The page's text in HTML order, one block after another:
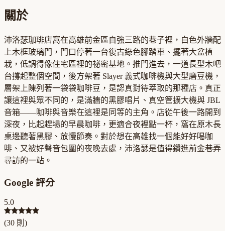
關於
沛洛瑟珈琲店窩在高雄前金區自強三路的巷子裡，白色外牆配
上木框玻璃門，門口停著一台復古綠色腳踏車、擺著大盆植
栽，低調得像住宅區裡的祕密基地。推門進去，一道長型木吧
台撐起整個空間，後方架著 Slayer 義式咖啡機與大型磨豆機，
層架上陳列著一袋袋咖啡豆，是認真對待萃取的那種店。真正
讓這裡與眾不同的，是滿牆的黑膠唱片、真空管擴大機與 JBL
音箱——咖啡與音樂在這裡是同等的主角。店從午後一路開到
深夜，比起趕場的早晨咖啡，更適合夜裡點一杯，窩在原木長
桌邊聽著黑膠、放慢節奏。對於想在高雄找一個能好好喝咖
啡、又被好聲音包圍的夜晚去處，沛洛瑟是值得鑽進前金巷弄
尋訪的一站。
Google 評分
5.0
(30 則)